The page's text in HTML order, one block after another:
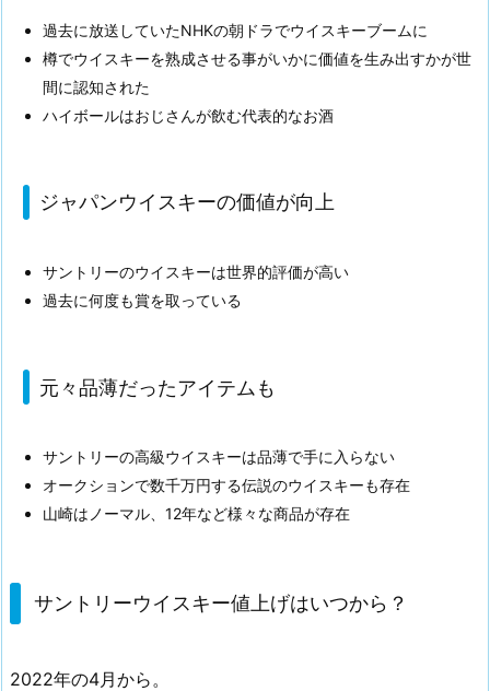
過去に放送していたNHKの朝ドラでウイスキーブームに
樽でウイスキーを熟成させる事がいかに価値を生み出すかが世
間に認知された
ハイボールはおじさんが飲む代表的なお酒
ジャパンウイスキーの価値が向上
サントリーのウイスキーは世界的評価が高い
過去に何度も賞を取っている
元々品薄だったアイテムも
サントリーの高級ウイスキーは品薄で手に入らない
オークションで数千万円する伝説のウイスキーも存在
山崎はノーマル、12年など様々な商品が存在
サントリーウイスキー値上げはいつから？
2022年の4月から。